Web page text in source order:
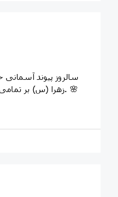
زهرا (س) بر تمامی عاشقان ولایت تبریک و تهنیت باد. 🌸